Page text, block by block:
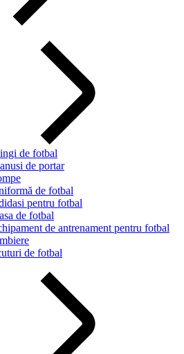
de fotbal
de portar
de fotbal
pentru fotbal
de fotbal
de antrenament pentru fotbal
de fotbal